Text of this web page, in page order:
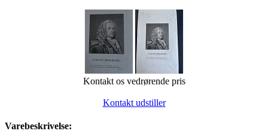
Kontakt os vedrørende pris
Kontakt udstiller
Varebeskrivelse: